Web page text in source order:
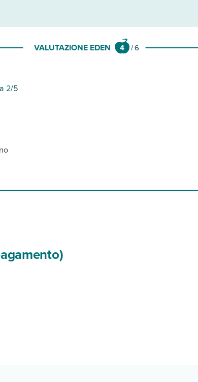
VALUTAZIONE EDEN 4 /6
2/5